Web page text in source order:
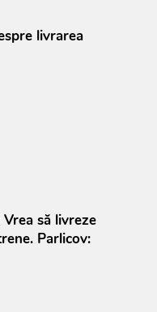
livrarea
să livreze
Parlicov: